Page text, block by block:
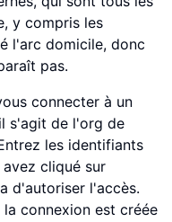
y compris les
l'arc domicile, donc
pas.
connecter à un
s'agit de l'org de
les identifiants
cliqué sur
d'autoriser l'accès.
connexion est créée